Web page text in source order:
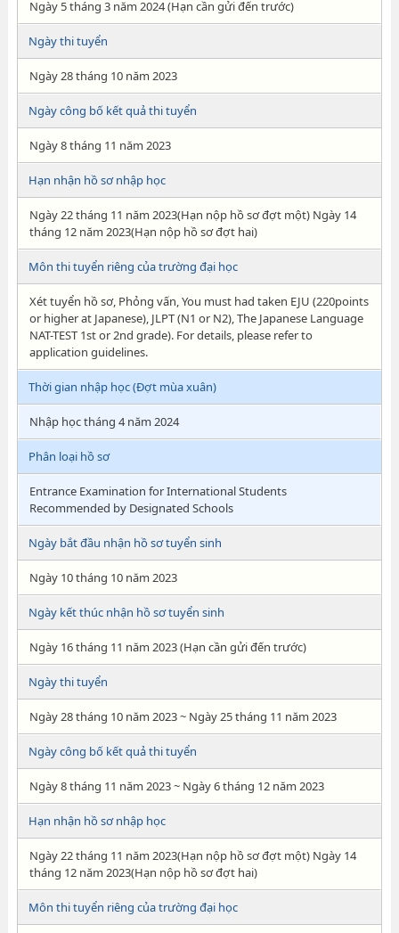
Ngày 5 tháng 3 năm 2024 (Hạn cần gửi đến trước)
Ngày thi tuyển
Ngày 28 tháng 10 năm 2023
Ngày công bố kết quả thi tuyển
Ngày 8 tháng 11 năm 2023
Hạn nhận hồ sơ nhập học
Ngày 22 tháng 11 năm 2023(Hạn nộp hồ sơ đợt một) Ngày 14
tháng 12 năm 2023(Hạn nộp hồ sơ đợt hai)
Môn thi tuyển riêng của trường đại học
Xét tuyển hồ sơ, Phỏng vấn, You must had taken EJU (220points
or higher at Japanese), JLPT (N1 or N2), The Japanese Language
NAT-TEST 1st or 2nd grade). For details, please refer to
application guidelines.
Thời gian nhập học (Đợt mùa xuân)
Nhập học tháng 4 năm 2024
Phân loại hồ sơ
Entrance Examination for International Students
Recommended by Designated Schools
Ngày bắt đầu nhận hồ sơ tuyển sinh
Ngày 10 tháng 10 năm 2023
Ngày kết thúc nhận hồ sơ tuyển sinh
Ngày 16 tháng 11 năm 2023 (Hạn cần gửi đến trước)
Ngày thi tuyển
Ngày 28 tháng 10 năm 2023 ~ Ngày 25 tháng 11 năm 2023
Ngày công bố kết quả thi tuyển
Ngày 8 tháng 11 năm 2023 ~ Ngày 6 tháng 12 năm 2023
Hạn nhận hồ sơ nhập học
Ngày 22 tháng 11 năm 2023(Hạn nộp hồ sơ đợt một) Ngày 14
tháng 12 năm 2023(Hạn nộp hồ sơ đợt hai)
Môn thi tuyển riêng của trường đại học